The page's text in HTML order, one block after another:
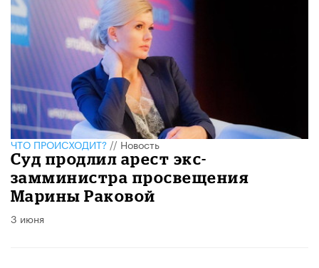
ЧТО ПРОИСХОДИТ?//Новость
Суд продлил арест экс-
замминистра просвещения
Марины Раковой
3 июня